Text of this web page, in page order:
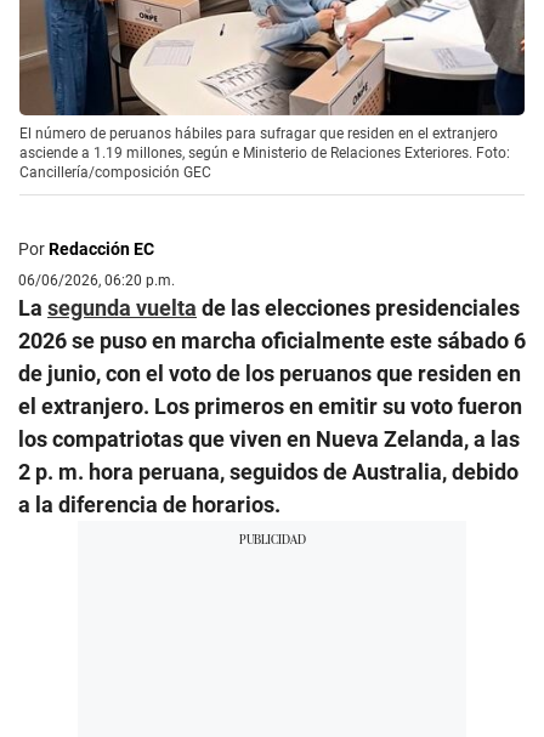
El número de peruanos hábiles para sufragar que residen en el extranjero
asciende a 1.19 millones, según e Ministerio de Relaciones Exteriores. Foto:
Cancillería/composición GEC
PorRedacción EC
06/06/2026, 06:20 p.m.
La segunda vuelta de las elecciones presidenciales
2026 se puso en marcha oficialmente este sábado 6
de junio, con el voto de los peruanos que residen en
el extranjero. Los primeros en emitir su voto fueron
los compatriotas que viven en Nueva Zelanda, a las
2 p. m. hora peruana, seguidos de Australia, debido
a la diferencia de horarios.